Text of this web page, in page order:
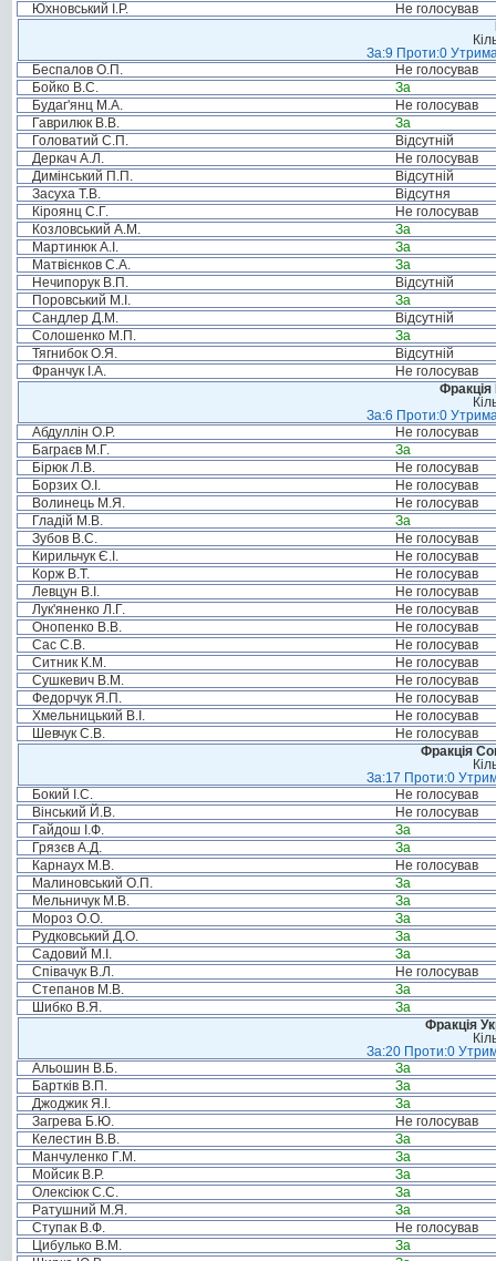
Юхновський І.Р.
Не голосував
За:9 Проти:0
Беспалов О.П.
Не голосував
Бойко В.С.
За
Будаг'янц М.А.
Не голосував
Гаврилюк В.В.
За
Головатий С.П.
Відсутній
Деркач А.Л.
Не голосував
Димінський П.П.
Відсутній
Засуха Т.В.
Відсутня
Кіроянц С.Г.
Не голосував
Козловський А.М.
За
Мартинюк А.І.
За
Матвієнков С.А.
За
Нечипорук В.П.
Відсутній
Поровський М.І.
За
Сандлер Д.М.
Відсутній
Солошенко М.П.
За
Тягнибок О.Я.
Відсутній
Франчук І.А.
Не голосував
За:6 Проти:0
Абдуллін О.Р.
Не голосував
Баграєв М.Г.
За
Бірюк Л.В.
Не голосував
Борзих О.І.
Не голосував
Волинець М.Я.
Не голосував
Гладій М.В.
За
Зубов В.С.
Не голосував
Кирильчук Є.І.
Не голосував
Корж В.Т.
Не голосував
Левцун В.І.
Не голосував
Лук'яненко Л.Г.
Не голосував
Онопенко В.В.
Не голосував
Сас С.В.
Не голосував
Ситник К.М.
Не голосував
Сушкевич В.М.
Не голосував
Федорчук Я.П.
Не голосував
Хмельницький В.І.
Не голосував
Шевчук С.В.
Не голосував
Фракція
За:17 Проти:0
Бокий І.С.
Не голосував
Вінський Й.В.
Не голосував
Гайдош І.Ф.
За
Грязєв А.Д.
За
Карнаух М.В.
Не голосував
Малиновський О.П.
За
Мельничук М.В.
За
Мороз О.О.
За
Рудковський Д.О.
За
Садовий М.І.
За
Співачук В.Л.
Не голосував
Степанов М.В.
За
Шибко В.Я.
За
Фракція
За:20 Проти:0
Альошин В.Б.
За
Бартків В.П.
За
Джоджик Я.І.
За
Загрева Б.Ю.
Не голосував
Келестин В.В.
За
Манчуленко Г.М.
За
Мойсик В.Р.
За
Олексіюк С.С.
За
Ратушний М.Я.
За
Ступак В.Ф.
Не голосував
Цибулько В.М.
За